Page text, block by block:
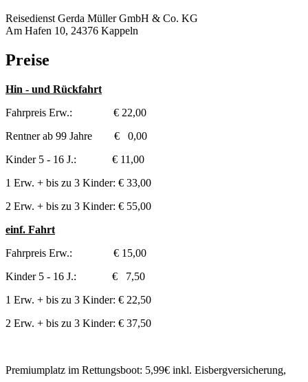
Reisedienst Gerda Müller GmbH & Co. KG
Am Hafen 10, 24376 Kappeln
Preise
Hin - und Rückfahrt
Fahrpreis Erw.: € 22,00
Rentner ab 99 Jahre € 0,00
Kinder 5 - 16 J.: € 11,00
1 Erw. + bis zu 3 Kinder: € 33,00
2 Erw. + bis zu 3 Kinder: € 55,00
einf. Fahrt
Fahrpreis Erw.: € 15,00
Kinder 5 - 16 J.: € 7,50
1 Erw. + bis zu 3 Kinder: € 22,50
2 Erw. + bis zu 3 Kinder: € 37,50
Premiumplatz im Rettungsboot: 5,99€ inkl. Eisbergversicherung,